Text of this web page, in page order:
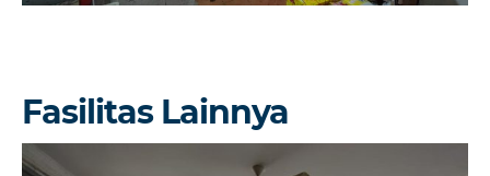
Fasilitas Lainnya